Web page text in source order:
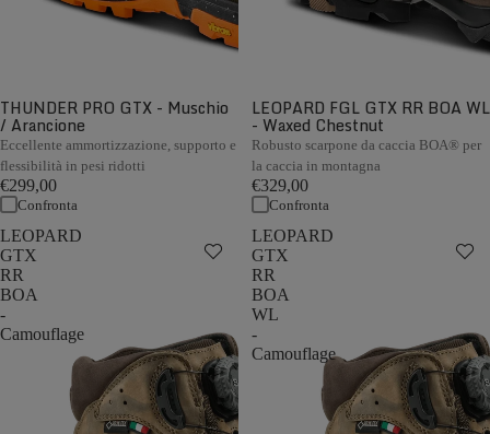
THUNDER PRO GTX - Muschio
/ Arancione
Eccellente ammortizzazione, supporto e
flessibilità in pesi ridotti
€299,00
Confronta
LEOPARD FGL GTX RR BOA WL
- Waxed Chestnut
Robusto scarpone da caccia BOA® per
la caccia in montagna
€329,00
Confronta
LEOPARD
GTX
RR
BOA
-
Camouflage
LEOPARD
GTX
RR
BOA
WL
-
Camouflage